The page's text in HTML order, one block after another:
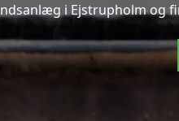
i Ejstrupholm og